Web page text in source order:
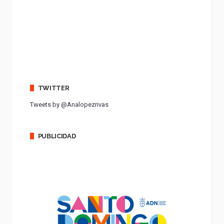
TWITTER
Tweets by @Analopezrivas
PUBLICIDAD